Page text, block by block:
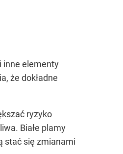
inne elementy
że dokładne
ryzyko
Białe plamy
stać się zmianami